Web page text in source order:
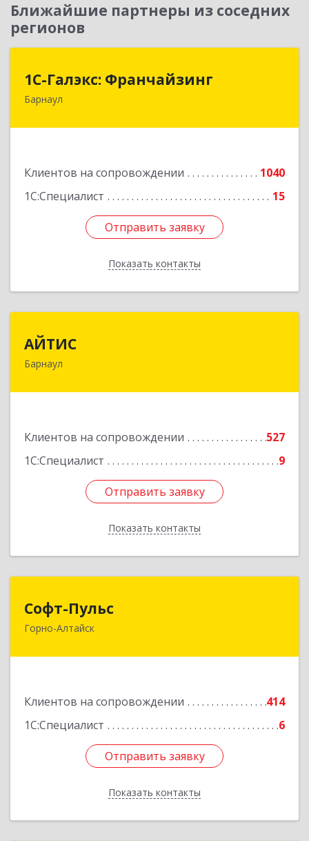
Ближайшие партнеры из соседних
регионов
1С-Галэкс: Франчайзинг
Барнаул
Клиентов на сопровождении
1040
1С:Специалист
15
Отправить заявку
Показать контакты
1С-Галэкс: Франчайзинг
656015, Алтайский край, Барнаул г, Деповская
Отправить заявку
Назад
АЙТИС
Барнаул
Клиентов на сопровождении
527
1С:Специалист
9
Отправить заявку
Показать контакты
656067, Алтайский край, Барнаул г, Взлетная ул,
Отправить заявку
Назад
Софт-Пульс
Горно-Алтайск
Клиентов на сопровождении
414
1С:Специалист
6
Отправить заявку
Показать контакты
649006, Алтай Респ, Горно-Алтайск г,
Отправить заявку
Назад